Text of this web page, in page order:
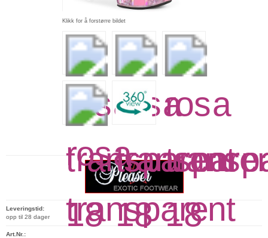
Klikk for å forstørre bildet
Leveringstid:
opp til 28 dager
Art.Nr.: